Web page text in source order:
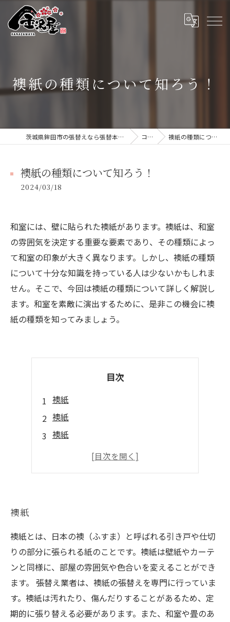
襖紙の種類について知ろう！
茨城県鉾田市の張替えなら張替本舗 金沢屋 大洗・鹿嶋店 コラム 襖紙の種類について知ろう！
襖紙の種類について知ろう！
2024/03/18
和室には、壁に貼られた襖紙があります。襖紙は、和室
の雰囲気を決定する重要な要素であり、その種類によっ
て和室の印象が大きく異なります。しかし、襖紙の種類
について十分な知識を持っている人は少ないかもしれま
せん。そこで、今回は襖紙の種類について詳しく解説し
ます。和室を素敵に演出するために、是非この機会に襖
紙の種類を知ってみましょう。
目次
襖紙
襖紙
襖紙
襖紙
襖紙とは、日本の襖（ふすま）と呼ばれる引き戸や仕切
りの部分に張られる紙のことです。襖紙は壁紙やカーテ
ンと同様に、部屋の雰囲気や色合いを変えることができ
ます。 張替え業者は、襖紙の張替えを専門に行っていま
す。襖紙は汚れたり、傷んだりすることがあるため、定
期的に張り替える必要があります。また、和室や畳のあ